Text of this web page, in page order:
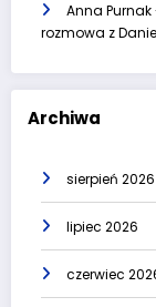
Anna Purnak
rozmowa z
Archiwa
sierpień 2026
lipiec 2026
czerwiec